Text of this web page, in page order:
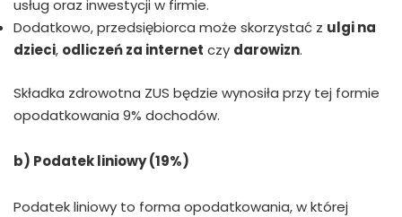
usług oraz inwestycji w firmie.
Dodatkowo, przedsiębiorca może skorzystać z ulgi na
dzieci, odliczeń za internet czy darowizn.
Składka zdrowotna ZUS będzie wynosiła przy tej formie
opodatkowania 9% dochodów.
b) Podatek liniowy (19%)
Podatek liniowy to forma opodatkowania, w której